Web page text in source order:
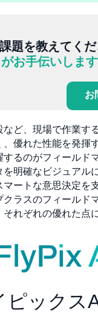
題を教えてくだ
お手伝いします
お
など、現場で作業す
、優れた性能を発揮
するのがフィールド
明確なビジュアル
マートな意思決定を
クラスのフィールド
れぞれの優れた点
ピックス